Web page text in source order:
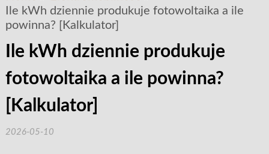
Ile kWh dziennie produkuje fotowoltaika a ile
powinna? [Kalkulator]
Ile kWh dziennie produkuje
fotowoltaika a ile powinna?
[Kalkulator]
2026-05-10